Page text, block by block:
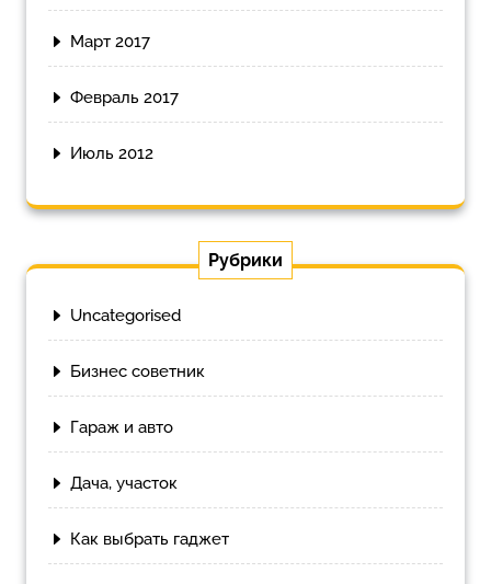
Март 2017
Февраль 2017
Июль 2012
Рубрики
Uncategorised
Бизнес советник
Гараж и авто
Дача, участок
Как выбрать гаджет